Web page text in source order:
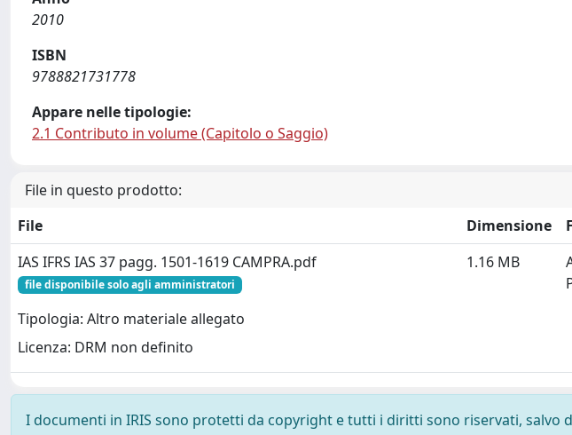
2010
ISBN
9788821731778
Appare nelle tipologie:
2.1 Contributo in volume (Capitolo o Saggio)
File in questo prodotto:
File
Dimensione
IAS IFRS IAS 37 pagg. 1501-1619 CAMPRA.pdf
file disponibile solo agli amministratori
Tipologia: Altro materiale allegato
Licenza: DRM non definito
1.16 MB
I documenti in IRIS sono protetti da copyright e tutti i diritti sono riservati, salvo